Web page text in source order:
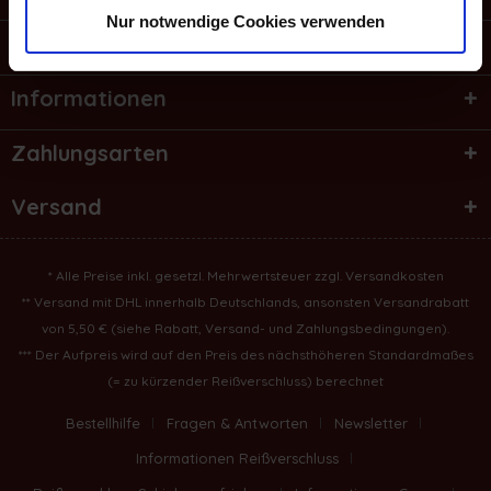
Nur notwendige Cookies verwenden
Shop Service
Informationen
Zahlungsarten
Versand
* Alle Preise inkl. gesetzl. Mehrwertsteuer zzgl. Versandkosten
** Versand mit DHL innerhalb Deutschlands, ansonsten Versandrabatt
von 5,50 € (siehe Rabatt, Versand- und Zahlungsbedingungen).
*** Der Aufpreis wird auf den Preis des nächsthöheren Standardmaßes
(= zu kürzender Reißverschluss) berechnet
Bestellhilfe Fragen & Antworten
Newsletter
Informationen Reißverschluss